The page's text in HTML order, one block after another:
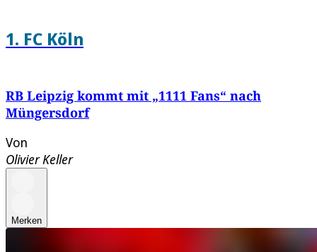
1. FC Köln
RB Leipzig kommt mit „1111 Fans“ nach
Müngersdorf
Von
Olivier Keller
Merken